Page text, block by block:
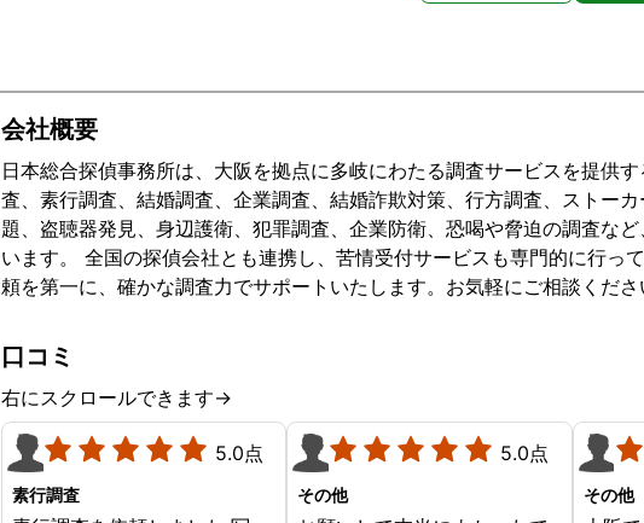
様にお世話になったので、ク
チコミの方書かせていただき
ます。ありがとうございまし
た。
会社概要
日本総合探偵事務所は、大阪を拠点に多岐にわたる調査サービスを提供
査、素行調査、結婚調査、企業調査、結婚詐欺対策、行方調査、ストー
題、盗聴器発見、身辺護衛、犯罪調査、企業防衛、恐喝や脅迫の調査な
います。 全国の探偵会社とも連携し、苦情受付サービスも専門的に行っ
頼を第一に、確かな調査力でサポートいたします。お気軽にご相談くださ
口コミ
右にスクロールできます→
5.0点
素行調査
5.0点
その他 その他